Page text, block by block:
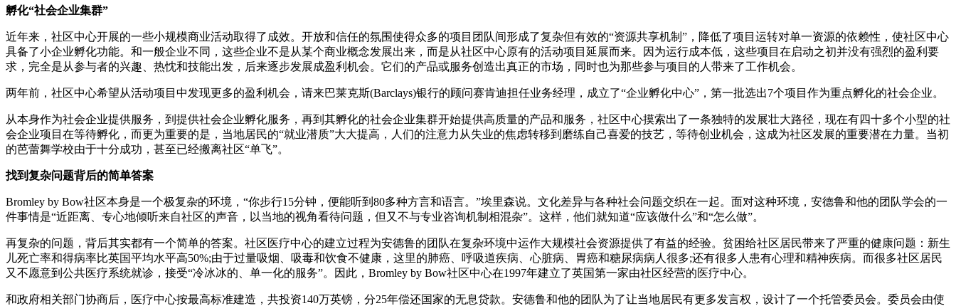
孵化“社会企业集群”
近年来，社区中心开展的一些小规模商业活动取得了成效。开放和信任的氛围使得众多的项目团队间形成了复杂但有效的“资源共享机制”，降低了项目运转对单一资源的依赖性，使社区中心
具备了小企业孵化功能。和一般企业不同，这些企业不是从某个商业概念发展出来，而是从社区中心原有的活动项目延展而来。因为运行成本低，这些项目在启动之初并没有强烈的盈利要
求，完全是从参与者的兴趣、热忱和技能出发，后来逐步发展成盈利机会。它们的产品或服务创造出真正的市场，同时也为那些参与项目的人带来了工作机会。
两年前，社区中心希望从活动项目中发现更多的盈利机会，请来巴莱克斯(Barclays)银行的顾问赛肯迪担任业务经理，成立了“企业孵化中心”，第一批选出7个项目作为重点孵化的社会企业。
从本身作为社会企业提供服务，到提供社会企业孵化服务，再到其孵化的社会企业集群开始提供高质量的产品和服务，社区中心摸索出了一条独特的发展壮大路径，现在有四十多个小型的社
会企业项目在等待孵化，而更为重要的是，当地居民的“就业潜质”大大提高，人们的注意力从失业的焦虑转移到磨练自己喜爱的技艺，等待创业机会，这成为社区发展的重要潜在力量。当初
的芭蕾舞学校由于十分成功，甚至已经搬离社区“单飞”。
找到复杂问题背后的简单答案
Bromley by Bow社区本身是一个极复杂的环境，“你步行15分钟，便能听到80多种方言和语言。”埃里森说。文化差异与各种社会问题交织在一起。面对这种环境，安德鲁和他的团队学会的一
件事情是“近距离、专心地倾听来自社区的声音，以当地的视角看待问题，但又不与专业咨询机制相混杂”。这样，他们就知道“应该做什么”和“怎么做”。
再复杂的问题，背后其实都有一个简单的答案。社区医疗中心的建立过程为安德鲁的团队在复杂环境中运作大规模社会资源提供了有益的经验。贫困给社区居民带来了严重的健康问题：新生
儿死亡率和得病率比英国平均水平高50%;由于过量吸烟、吸毒和饮食不健康，这里的肺癌、呼吸道疾病、心脏病、胃癌和糖尿病病人很多;还有很多人患有心理和精神疾病。而很多社区居民
又不愿意到公共医疗系统就诊，接受“冷冰冰的、单一化的服务”。因此，Bromley by Bow社区中心在1997年建立了英国第一家由社区经营的医疗中心。
和政府相关部门协商后，医疗中心按最高标准建造，共投资140万英镑，分25年偿还国家的无息贷款。安德鲁和他的团队为了让当地居民有更多发言权，设计了一个托管委员会。委员会由使